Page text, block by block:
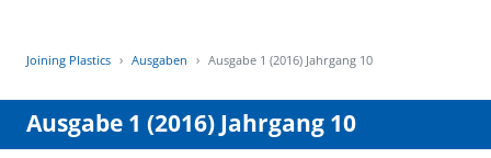
Joining Plastics Ausgaben Ausgabe 1 (2016) Jahrgang 10
Ausgabe 1 (2016) Jahrgang 10